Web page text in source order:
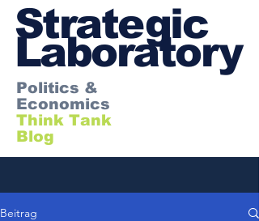
Strategic
Laboratory
Politics &
Economics
Think Tank
Blog
Beitrag